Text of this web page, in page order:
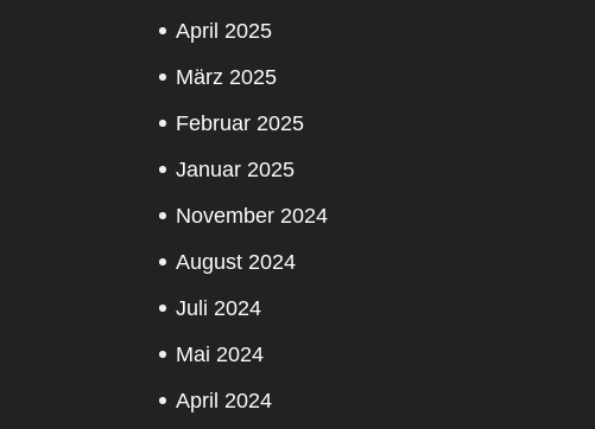
April 2025
März 2025
Februar 2025
Januar 2025
November 2024
August 2024
Juli 2024
Mai 2024
April 2024